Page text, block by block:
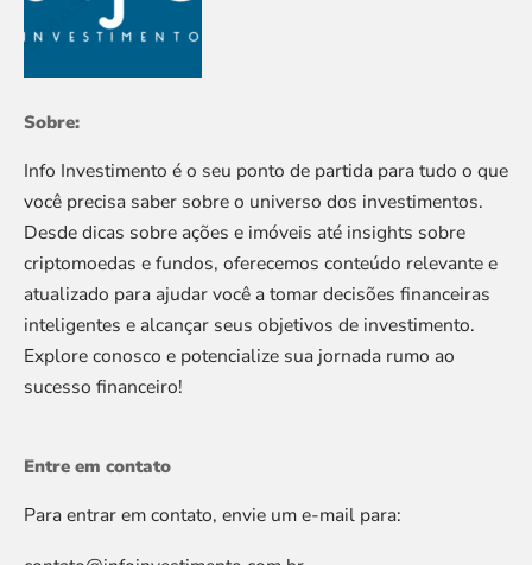
Sobre:
Info Investimento é o seu ponto de partida para tudo o que
você precisa saber sobre o universo dos investimentos.
Desde dicas sobre ações e imóveis até insights sobre
criptomoedas e fundos, oferecemos conteúdo relevante e
atualizado para ajudar você a tomar decisões financeiras
inteligentes e alcançar seus objetivos de investimento.
Explore conosco e potencialize sua jornada rumo ao
sucesso financeiro!
Entre em contato
Para entrar em contato, envie um e-mail para: